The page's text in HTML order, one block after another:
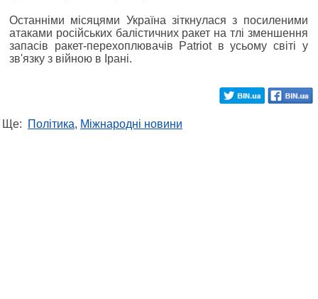
Останніми місяцями Україна зіткнулася з посиленими
атаками російських балістичних ракет на тлі зменшення
запасів ракет-перехоплювачів Patriot в усьому світі у
зв'язку з війною в Ірані.
Ще: Політика, Міжнародні новини